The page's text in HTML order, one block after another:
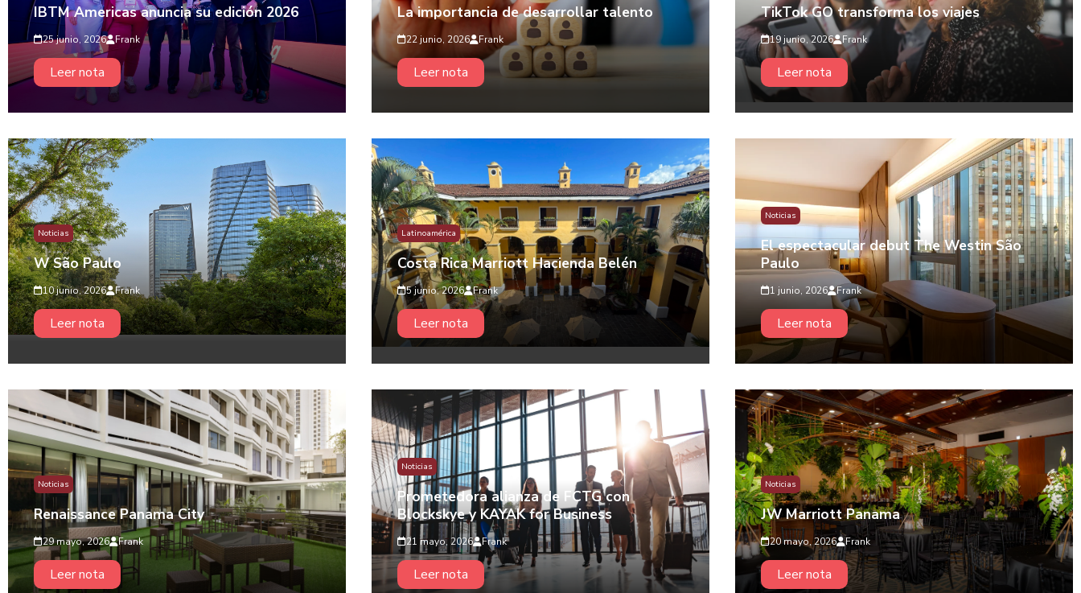
IBTM Americas anuncia su edición 2026
25 junio, 2026 Frank
Leer nota
La importancia de desarrollar talento
22 junio, 2026 Frank
Leer nota
TikTok GO transforma los viajes
19 junio, 2026 Frank
Leer nota
Noticias
W São Paulo
10 junio, 2026 Frank
Leer nota
Latinoamérica
Costa Rica Marriott Hacienda Belén
5 junio, 2026 Frank
Leer nota
Noticias
El espectacular debut The Westin São
Paulo
1 junio, 2026 Frank
Leer nota
Noticias
Renaissance Panama City
29 mayo, 2026 Frank
Leer nota
Noticias
Prometedora alianza de FCTG con
Blockskye y KAYAK for Business
21 mayo, 2026 Frank
Leer nota
Noticias
JW Marriott Panama
20 mayo, 2026 Frank
Leer nota